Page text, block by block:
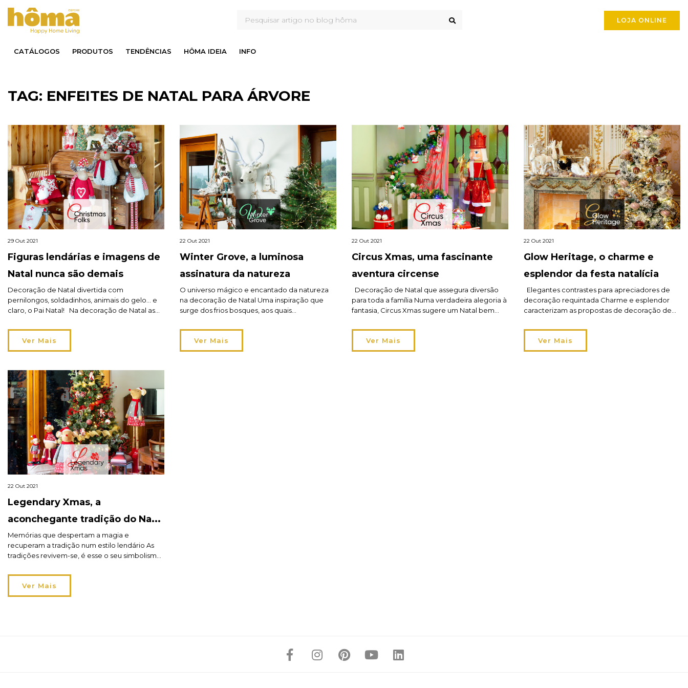
LOJA ONLINE
CATÁLOGOS PRODUTOS TENDÊNCIAS HÔMA IDEIA INFO
TAG: ENFEITES DE NATAL PARA ÁRVORE
29 Out 2021
Figuras lendárias e imagens de
Natal nunca são demais
Decoração de Natal divertida com
pernilongos, soldadinhos, animais do gelo… e
claro, o Pai Natal! Na decoração de Natal as
nunca são demais e divertem todas as idades.
São muitas as personagens e conseguem
contar histórias entre si, criar ambientes
Ver Mais
22 Out 2021
Winter Grove, a luminosa
assinatura da natureza
O universo mágico e encantado da natureza
na decoração de Natal Uma inspiração que
surge dos frios bosques, aos quais
misticismo, fazendo nascer Winter Grove, que
marca o seu estilo pela sua simplicidade e
pacatez. É uma luminosa assinatura da
Ver Mais
22 Out 2021
Circus Xmas, uma fascinante
aventura circense
Decoração de Natal que assegura diversão
para toda a família Numa verdadeira alegoria à
fantasia, Circus Xmas sugere um Natal bem
Em cada recanto aparece magia, salta uma
surpresa e surge um sorriso
espontaneamente. A fascinante aventura
Ver Mais
22 Out 2021
Glow Heritage, o charme e
esplendor da festa natalícia
Elegantes contrastes para apreciadores de
decoração requintada Charme e esplendor
caracterizam as propostas de decoração de
ouro e da prata dão vida aos arranjos de Natal.
As árvores de Natal primam pela originalidade
e requinte com recurso aos tradicionais
Ver Mais
22 Out 2021
Legendary Xmas, a
aconchegante tradição do Natal
hô hô hôma!
Memórias que despertam a magia e
recuperam a tradição num estilo lendário As
tradições revivem-se, é esse o seu simbolismo,
hô hô hôma! apresenta diversos temas
natalícios e estilos decorativos para os mais
diferentes gostos. A tradição faz parte desta
Ver Mais